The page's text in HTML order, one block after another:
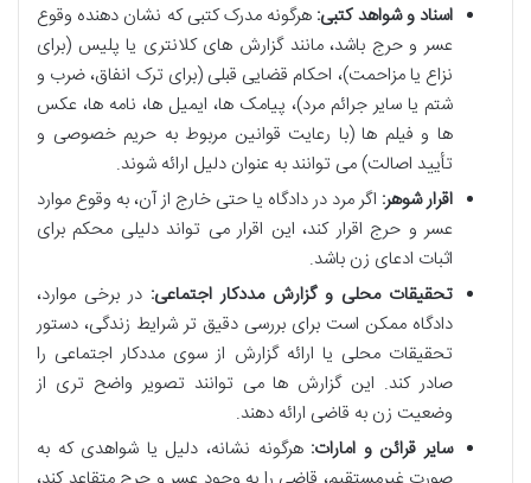
اسناد و شواهد کتبی: هرگونه مدرک کتبی که نشان دهنده وقوع
عسر و حرج باشد، مانند گزارش های کلانتری یا پلیس (برای
نزاع یا مزاحمت)، احکام قضایی قبلی (برای ترک انفاق، ضرب و
شتم یا سایر جرائم مرد)، پیامک ها، ایمیل ها، نامه ها، عکس
ها و فیلم ها (با رعایت قوانین مربوط به حریم خصوصی و
تأیید اصالت) می توانند به عنوان دلیل ارائه شوند.
اقرار شوهر: اگر مرد در دادگاه یا حتی خارج از آن، به وقوع موارد
عسر و حرج اقرار کند، این اقرار می تواند دلیلی محکم برای
اثبات ادعای زن باشد.
تحقیقات محلی و گزارش مددکار اجتماعی: در برخی موارد،
دادگاه ممکن است برای بررسی دقیق تر شرایط زندگی، دستور
تحقیقات محلی یا ارائه گزارش از سوی مددکار اجتماعی را
صادر کند. این گزارش ها می توانند تصویر واضح تری از
وضعیت زن به قاضی ارائه دهند.
سایر قرائن و امارات: هرگونه نشانه، دلیل یا شواهدی که به